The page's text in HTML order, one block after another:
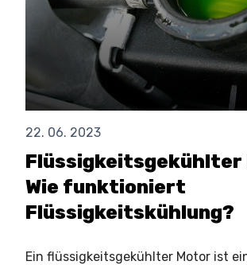
22. 06. 2023
Flüssigkeitsgekühlter
Wie funktioniert
Flüssigkeitskühlung?
Ein flüssigkeitsgekühlter Motor ist